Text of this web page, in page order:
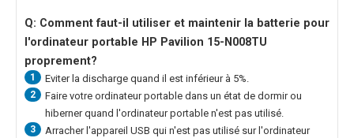
Q: Comment faut-il utiliser et maintenir la batterie pour
l'ordinateur portable HP Pavilion 15-N008TU
proprement?
1 Eviter la discharge quand il est inférieur à 5%.
2
Faire votre ordinateur portable dans un état de dormir ou
hiberner quand l'ordinateur portable n'est pas utilisé.
3
Arracher l'appareil USB qui n'est pas utilisé sur l'ordinateur